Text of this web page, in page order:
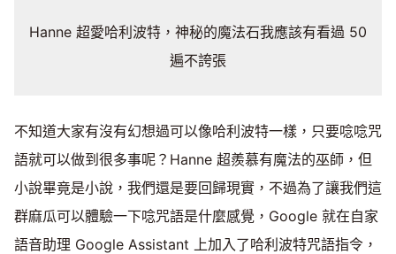
Hanne 超愛哈利波特，神秘的魔法石我應該有看過 50
遍不誇張
不知道大家有沒有幻想過可以像哈利波特一樣，只要唸唸咒
語就可以做到很多事呢？Hanne 超羨慕有魔法的巫師，但
小說畢竟是小說，我們還是要回歸現實，不過為了讓我們這
群麻瓜可以體驗一下唸咒語是什麼感覺，Google 就在自家
語音助理 Google Assistant 上加入了哈利波特咒語指令，